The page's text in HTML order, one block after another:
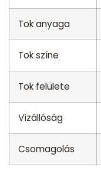
Tok anyaga
Tok színe
Tok felülete
Vízállóság
Csomagolás